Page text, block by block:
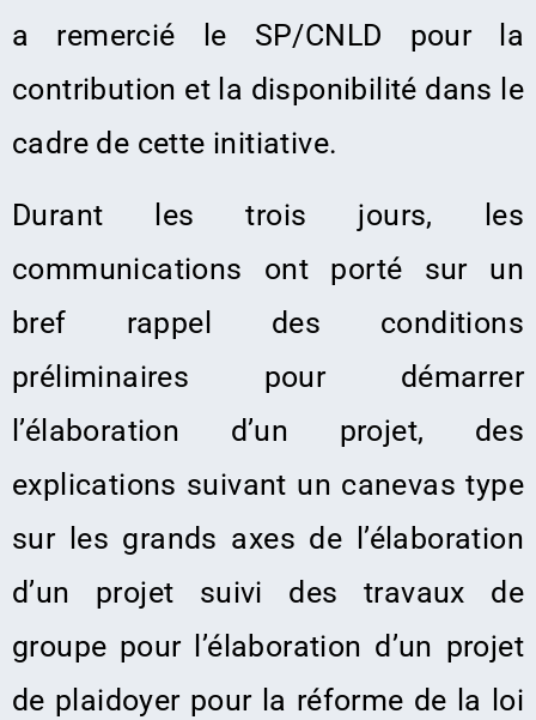
a remercié le SP/CNLD pour la
contribution et la disponibilité dans le
cadre de cette initiative.
Durant les trois jours,
les
communications ont porté sur un
bref rappel des conditions
préliminaires pour démarrer
l’élaboration d’un projet, des
explications suivant un canevas type
sur les grands axes de l’élaboration
d’un projet suivi des travaux de
groupe pour l’élaboration d’un projet
de plaidoyer pour la réforme de la loi